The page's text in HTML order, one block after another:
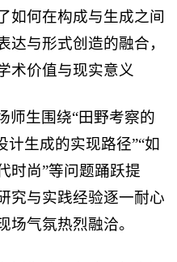
如何在构成与生成之间
达与形式创造的融合，
术价值与现实意义
师生围绕“田野考察的
计生成的实现路径”“如
时尚”等问题踊跃提
究与实践经验逐一耐心
场气氛热烈融洽。